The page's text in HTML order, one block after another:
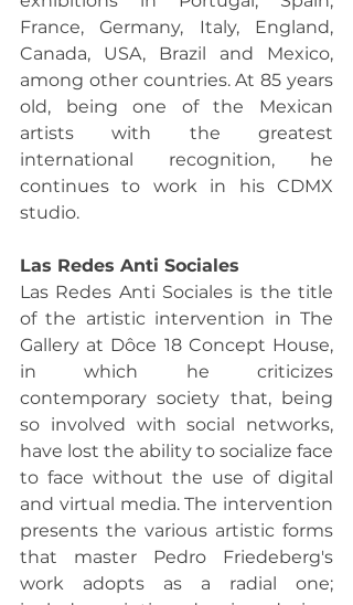
France, Germany, Italy, England,
Canada, USA, Brazil and Mexico,
among other countries. At 85 years
old, being one of the Mexican
artists with the greatest
international recognition, he
continues to work in his CDMX
studio.
Las Redes Anti Sociales
Las Redes Anti Sociales is the title
of the artistic intervention in The
Gallery at Dôce 18 Concept House,
in which he criticizes
contemporary society that, being
so involved with social networks,
have lost the ability to socialize face
to face without the use of digital
and virtual media. The intervention
presents the various artistic forms
that master Pedro Friedeberg's
work adopts as a radial one;